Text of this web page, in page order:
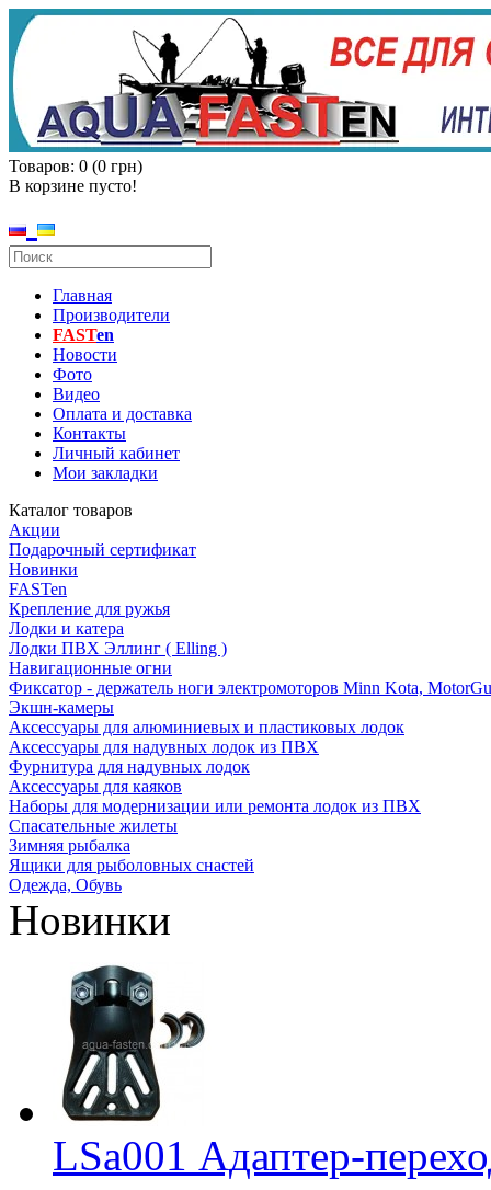
Товаров: 0 (0 грн)
В корзине пусто!
Главная
Производители
FASTen
Новости
Фото
Видео
Оплата и доставка
Контакты
Личный кабинет
Мои закладки
Каталог товаров
Акции
Подарочный сертификат
Новинки
FASTen
Крепление для ружья
Лодки и катера
Лодки ПВХ Эллинг ( Elling )
Навигационные огни
Фиксатор - держатель ноги электромоторов Minn Kota,
Экшн-камеры
Аксессуары для алюминиевых и пластиковых лодок
Аксессуары для надувных лодок из ПВХ
Фурнитура для надувных лодок
Аксессуары для каяков
Наборы для модернизации или ремонта лодок из ПВХ
Спасательные жилеты
Зимняя рыбалка
Ящики для рыболовных снастей
Одежда, Обувь
Новинки
LSa001 Адаптер-